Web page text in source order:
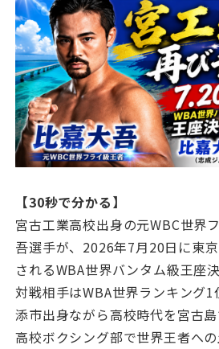
【30秒で分かる】
宮古工業高校出身の元WBC世界
吾選手が、2026年7月20日に東
されるWBA世界バンタム級王座
対戦相手はWBA世界ランキング
添市出身ながら高校時代を宮古
高校ボクシング部で世界王者へ